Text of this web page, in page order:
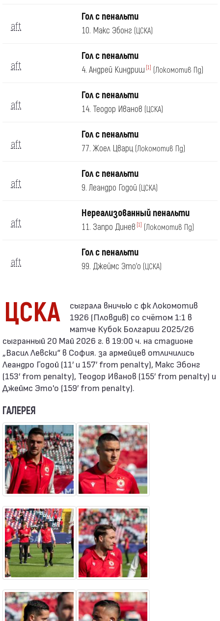
aft
Гол с пенальти
10. Макс Эбонг (ЦСКА)
aft
Гол с пенальти
4. Андрей Киндриш [1] (Локомотив Пд)
aft
Гол с пенальти
14. Теодор Иванов (ЦСКА)
aft
Гол с пенальти
77. Жоел Цварц (Локомотив Пд)
aft
Гол с пенальти
9. Леандро Годой (ЦСКА)
aft
Нереализованный пенальти
11. Запро Динев [1] (Локомотив Пд)
aft
Гол с пенальти
99. Джеймс Это'о (ЦСКА)
ЦСКА
1926 (Пловдив) со счётом 1:1 в
матче Кубок Болгарии 2025/26
сыгранный 20 Май 2026 г. в 19:00 ч. на стадионе
„Васил Левски“ в София. за армейцев отличились
Леандро Годой (11′ и 157′ from penalty), Макс Эбонг
(153′ from penalty), Теодор Иванов (155′ from penalty) и
Джеймс Это'о (159′ from penalty).
ГАЛЕРЕЯ